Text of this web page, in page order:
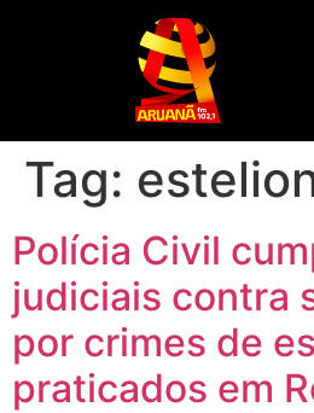
Tag:
Polícia Civil
judiciais contra
por crimes de
praticados em